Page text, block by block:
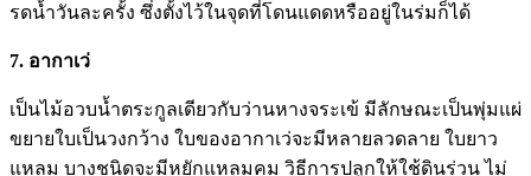
รดน้ำวันละครั้ง ซึ่งตั้งไว้ในจุดที่โดนแดดหรืออยู่ในร่มก็ได้
7. อากาเว่
เป็นไม้อวบน้ำตระกูลเดียวกับว่านหางจระเข้ มีลักษณะเป็นพุ่มแผ่
ขยายใบเป็นวงกว้าง ใบของอากาเว่จะมีหลายลวดลาย ใบยาว
แหลม บางชนิดจะมีหยักแหลมคม วิธีการปลูกให้ใช้ดินร่วน ไม่